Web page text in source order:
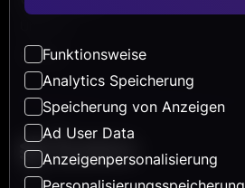
Funktionsweise
Analytics Speicherung
Speicherung von Anzeigen
Ad User Data
Anzeigenpersonalisierung
Karriere
AGB